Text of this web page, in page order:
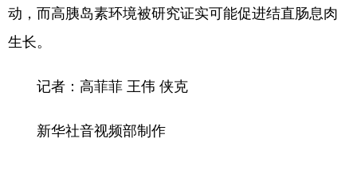
动，而高胰岛素环境被研究证实可能促进结直肠息肉
生长。
记者：高菲菲 王伟 侠克
新华社音视频部制作